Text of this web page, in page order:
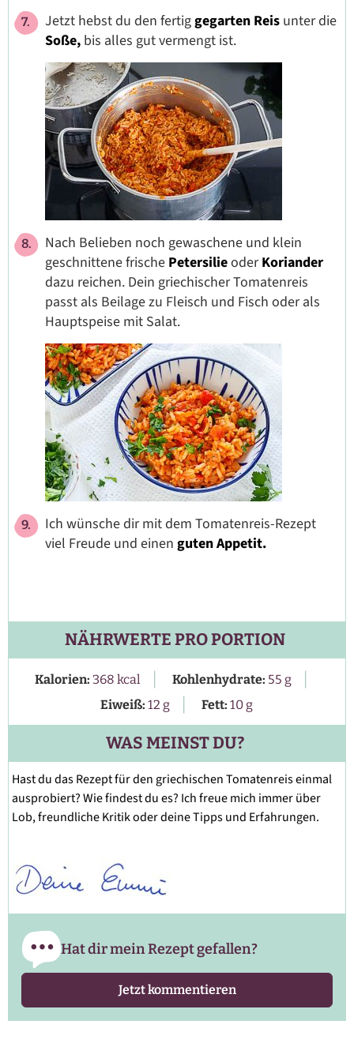
Jetzt hebst du den fertiggegarten Reis unter die
Soße, bis alles gut vermengt ist.
Nach Belieben noch gewaschene und klein
geschnittene frische PetersilieoderKoriander
dazu reichen. Dein griechischer Tomatenreis
passt als Beilage zu Fleisch und Fisch oder als
Hauptspeise mit Salat.
Ich wünsche dir mit dem Tomatenreis-Rezept
viel Freude und einen guten Appetit.
NÄHRWERTE PRO PORTION
Kalorien: 368 kcal | Kohlenhydrate: 55 g |
Eiweiß: 12 g | Fett: 10g
WAS MEINST DU?
Hast du das Rezept für den griechischen Tomatenreis einmal
ausprobiert? Wie findest du es? Ich freue mich immer über
Lob, freundliche Kritik oder deine Tipps und Erfahrungen.
Hat dir mein Rezept gefallen?
Jetzt kommentieren